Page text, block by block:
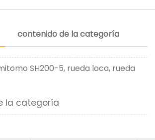
contenido de la categoría
SH200-5, rueda loca, rueda
la categoría